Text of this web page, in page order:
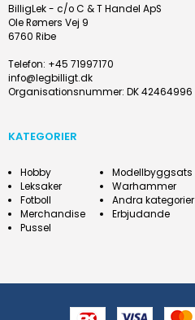
BilligLek - c/o C & T Handel ApS
Ole Rømers Vej 9
6760 Ribe
Telefon: +45 71997170
info@legbilligt.dk
Organisationsnummer: DK 42464996
KATEGORIER
Hobby
Leksaker
Fotboll
Merchandise
Pussel
Modellbyggsats
Warhammer
Andra kategorier
Erbjudande